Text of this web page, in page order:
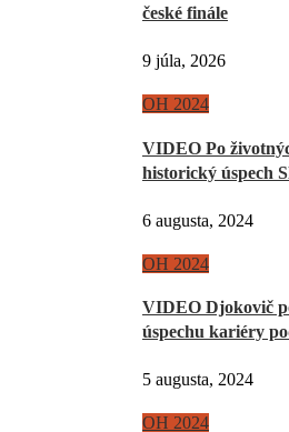
české finále
9 júla, 2026
OH 2024
VIDEO Po
historický úspech
6 augusta, 2024
OH 2024
VIDEO Djokovič
úspechu kariéry
5 augusta, 2024
OH 2024